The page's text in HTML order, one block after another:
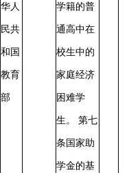
华人
民共
和国
教育
部
学籍的普
通高中在
校生中的
家庭经济
困难学
生。 第七
条国家助
学金的基